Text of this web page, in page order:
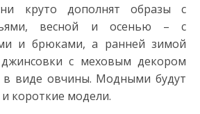
круто дополнят образы с
весной и осенью – с
и брюками, а ранней зимой
с меховым декором
в виде овчины. Модными будут
и короткие модели.